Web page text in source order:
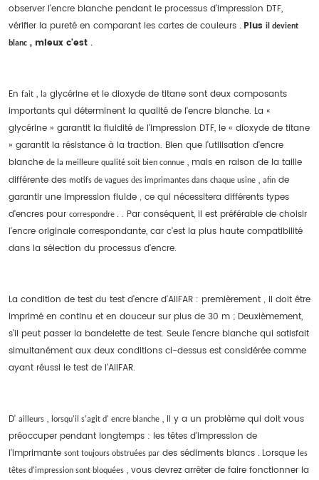
observer l'encre blanche pendant le processus d'impression DTF,
vérifier la pureté en comparant les cartes de couleurs . Plus il devient
blanc , mieux c'est .
En fait , la glycérine et le dioxyde de titane sont deux composants
importants qui déterminent la qualité de l'encre blanche. La «
glycérine » garantit la fluidité de l'impression DTF, le « dioxyde de titane
» garantit la résistance à la traction. Bien que l'utilisation d'encre
blanche de la meilleure qualité soit bien connue , mais en raison de la taille
différente des motifs de vagues des imprimantes dans chaque usine , afin de
garantir une impression fluide , ce qui nécessitera différents types
d'encres pour correspondre . . Par conséquent, il est préférable de choisir
l'encre originale correspondante, car c'est la plus haute compatibilité
dans la sélection du processus d'encre.
La condition de test du test d'encre d'AIIFAR : premièrement , il doit être
imprimé en continu et en douceur sur plus de 30 m ; Deuxièmement,
s'il peut passer la bandelette de test. Seule l'encre blanche qui satisfait
simultanément aux deux conditions ci-dessus est considérée comme
ayant réussi le test de l'AIIFAR.
D' ailleurs , lorsqu'il s'agit d' encre blanche , il y a un problème qui doit vous
préoccuper pendant longtemps : les têtes d'impression de
l'imprimante sont toujours obstruées par des sédiments blancs . Lorsque les
têtes d'impression sont bloquées , vous devrez arrêter de faire fonctionner la